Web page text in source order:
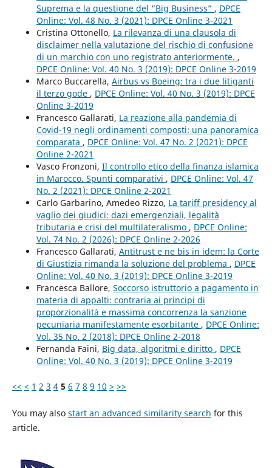
Suprema e la questione del “Big Business” , DPCE
Online: Vol. 48 No. 3 (2021): DPCE Online 3-2021
Cristina Ottonello, La rilevanza di una clausola di
disclaimer nella valutazione del rischio di confusione
di un marchio con uno registrato anteriormente. ,
DPCE Online: Vol. 40 No. 3 (2019): DPCE Online 3-2019
Marco Buccarella, Airbus vs Boeing: tra i due litiganti
il terzo gode , DPCE Online: Vol. 40 No. 3 (2019): DPCE
Online 3-2019
Francesco Gallarati, La reazione alla pandemia di
Covid-19 negli ordinamenti composti: una panoramica
comparata , DPCE Online: Vol. 47 No. 2 (2021): DPCE
Online 2-2021
Vasco Fronzoni, Il controllo etico della finanza islamica
in Marocco. Spunti comparativi , DPCE Online: Vol. 47
No. 2 (2021): DPCE Online 2-2021
Carlo Garbarino, Amedeo Rizzo, La tariff presidency al
vaglio dei giudici: dazi emergenziali, legalità
tributaria e crisi del multilateralismo , DPCE Online:
Vol. 74 No. 2 (2026): DPCE Online 2-2026
Francesco Gallarati, Antitrust e ne bis in idem: la Corte
di Giustizia rimanda la soluzione del problema , DPCE
Online: Vol. 40 No. 3 (2019): DPCE Online 3-2019
Francesca Ballore, Soccorso istruttorio a pagamento in
materia di appalti: contraria ai principi di
proporzionalità e massima concorrenza la sanzione
pecuniaria manifestamente esorbitante , DPCE Online:
Vol. 35 No. 2 (2018): DPCE Online 2-2018
Fernanda Faini, Big data, algoritmi e diritto , DPCE
Online: Vol. 40 No. 3 (2019): DPCE Online 3-2019
<< < 1 2 3 4 5 6 7 8 9 10 > >>
You may also start an advanced similarity search for this
article.